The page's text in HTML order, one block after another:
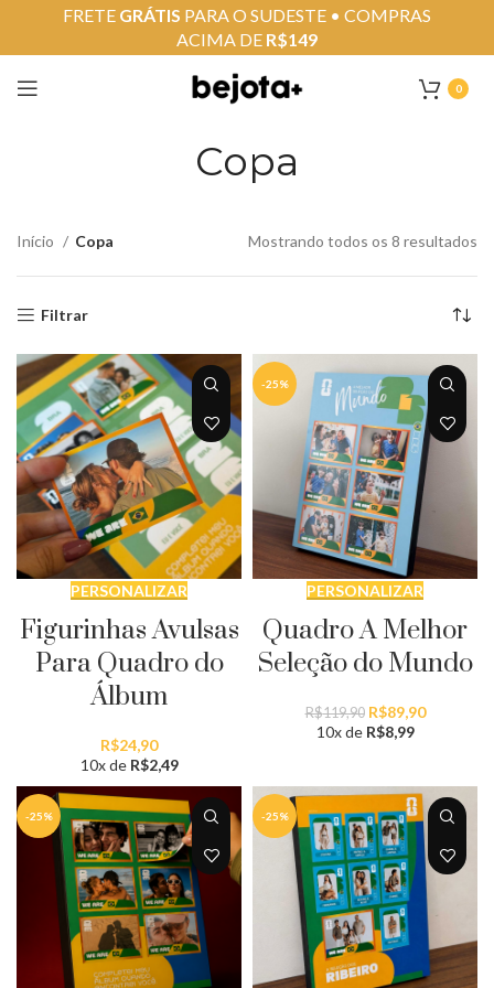
0
Copa
Início Copa Mostrando todos os 8 resultados
Filtrar
PERSONALIZAR
Figurinhas Avulsas
Para Quadro do
Álbum
R$24,90
10x de R$2,49
-25%
PERSONALIZAR
Quadro A Melhor
Seleção do Mundo
R$119,90 O
preço
R$119,90.
R$89,90O
R$89,90.
10x de R$8,99
-25% -25%
FRETE GRÁTIS PARA O SUDESTE • COMPRAS
ACIMA DE R$149